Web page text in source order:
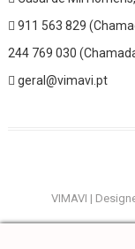
911 563 829
244 769 030
geral@vimavi.pt
VIMAVI |